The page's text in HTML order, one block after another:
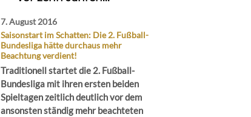
7. August 2016
Saisonstart im Schatten: Die 2. Fußball-
Bundesliga hätte durchaus mehr
Beachtung verdient!
Traditionell startet die 2. Fußball-
Bundesliga mit ihren ersten beiden
Spieltagen zeitlich deutlich vor dem
ansonsten ständig mehr beachteten